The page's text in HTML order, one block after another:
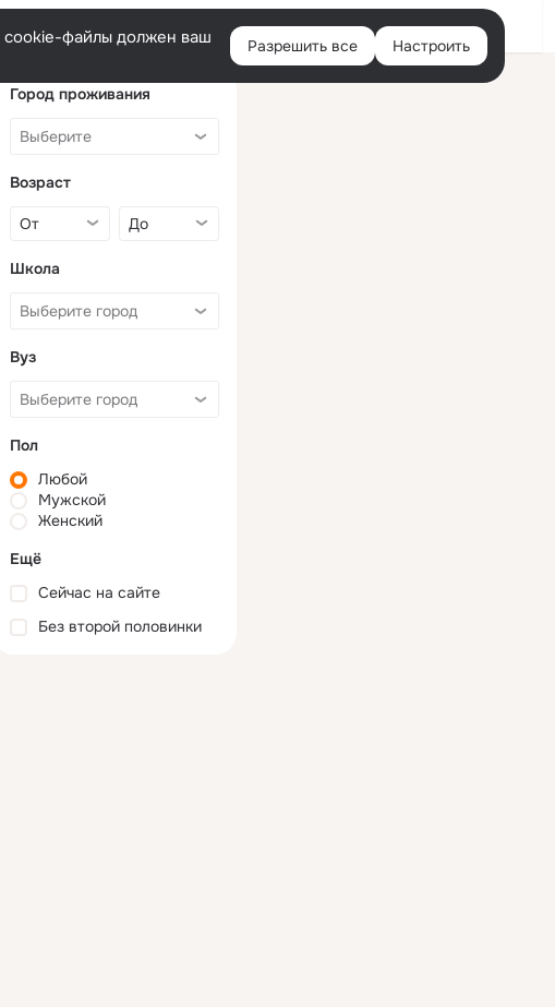
Войти
cookie-файлы должен ваш
Разрешить все Настроить
Город проживания
Возраст
Школа
Вуз
Пол
Любой
Мужской
Женский
Ещё
Сейчас на сайте
Без второй половинки